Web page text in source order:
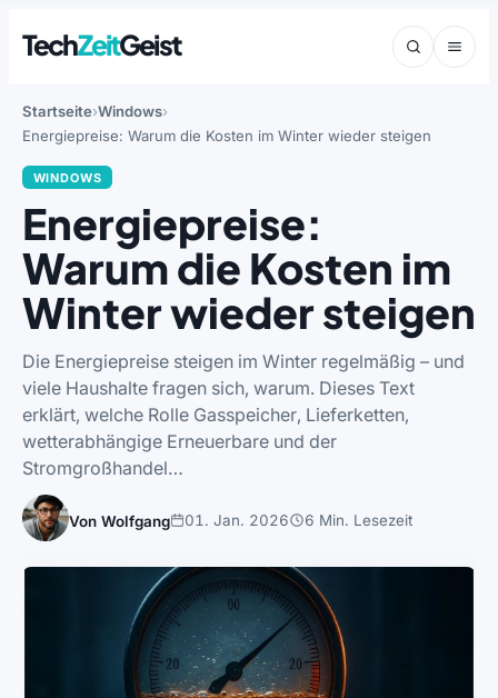
TechZeitGeist
Startseite Windows
Energiepreise: Warum die Kosten im Winter wieder steigen
WINDOWS
Energiepreise:
Warum die Kosten im
Winter wieder steigen
Die Energiepreise steigen im Winter regelmäßig – und
viele Haushalte fragen sich, warum. Dieses Text
erklärt, welche Rolle Gasspeicher, Lieferketten,
wetterabhängige Erneuerbare und der
Stromgroßhandel…
Von Wolfgang 01. Jan. 2026 6 Min. Lesezeit